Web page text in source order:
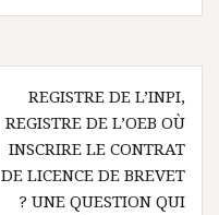
REGISTRE DE L’INPI,
REGISTRE DE L’OEB OÙ
INSCRIRE LE CONTRAT
DE LICENCE DE BREVET
? UNE QUESTION QUI